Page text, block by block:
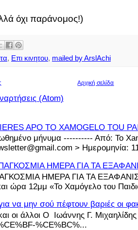
όχι παράνομος!)
, Επι κινητου, mailed by ArslAchi
Αρχική σελίδα
(Atom)
APO TO XAMOGELO TOU
μήνυμα ---------- Από: To
> Ημερομηνία:
ΗΜΕΡΑ ΓΙΑ ΤΑ
ΗΜΕΡΑ ΓΙΑ ΤΑ
ώρα 12μμ «Το Χαμόγελο του
να μην σού πέφτουν βαριές οι
και οι άλλοι Ο Ιωάννης Γ.
%CE%BC%...